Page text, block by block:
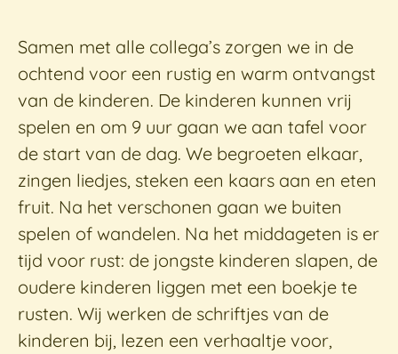
Samen met alle collega’s zorgen we in de
ochtend voor een rustig en warm ontvangst
van de kinderen. De kinderen kunnen vrij
spelen en om 9 uur gaan we aan tafel voor
de start van de dag. We begroeten elkaar,
zingen liedjes, steken een kaars aan en eten
fruit. Na het verschonen gaan we buiten
spelen of wandelen. Na het middageten is er
tijd voor rust: de jongste kinderen slapen, de
oudere kinderen liggen met een boekje te
rusten. Wij werken de schriftjes van de
kinderen bij, lezen een verhaaltje voor,